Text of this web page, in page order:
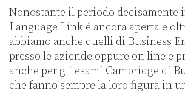
Nonostante il periodo decisamente
Language Link é ancora aperta e
abbiamo anche quelli di Business
presso le aziende oppure on line e
anche per gli esami Cambridge di
che fanno sempre la loro figura in